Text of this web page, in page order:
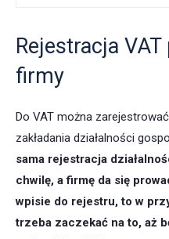
Rejestracja
firmy
Do VAT można
zakładania działalności
sama rejestracja
chwilę, a firmę da się
wpisie do rejestru, to w
trzeba zaczekać na to, aż